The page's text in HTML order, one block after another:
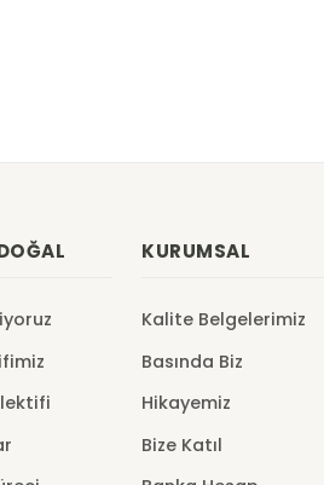
KURUMSAL
Kalite Belgelerimiz
Basında Biz
Hikayemiz
Bize Katıl